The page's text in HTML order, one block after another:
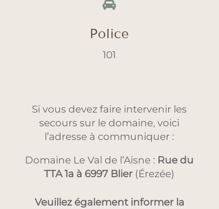

Police
101
Si vous devez faire intervenir les
secours sur le domaine, voici
l’adresse à communiquer :
Domaine Le Val de l’Aisne : Rue du
TTA 1a à 6997 Blier (Érezée)
Veuillez également informer la